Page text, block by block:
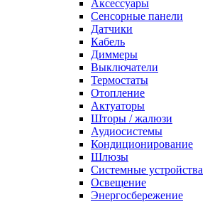
Аксессуары
Сенсорные панели
Датчики
Кабель
Диммеры
Выключатели
Термостаты
Отопление
Актуаторы
Шторы / жалюзи
Аудиосистемы
Кондиционирование
Шлюзы
Системные устройства
Освещение
Энергосбережение